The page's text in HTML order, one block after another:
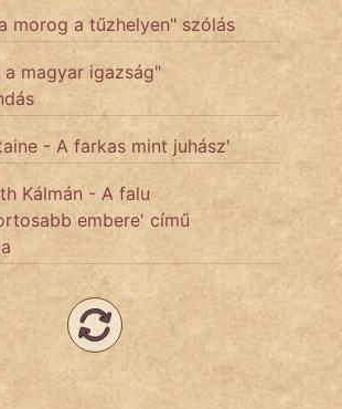
morog a tűzhelyen" szólás
a magyar igazság"
- A farkas mint juhász'
Kálmán - A falu
embere' című